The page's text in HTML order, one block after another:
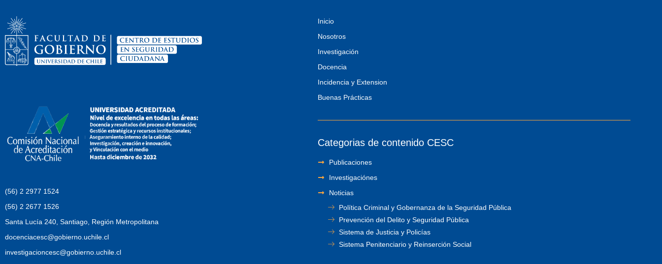
(56) 2 2977 1524
(56) 2 2677 1526
Santa Lucía 240, Santiago, Región Metropolitana
docenciacesc@gobierno.uchile.cl
investigacioncesc@gobierno.uchile.cl
Inicio
Nosotros
Investigación
Docencia
Incidencia y Extension
Buenas Prácticas
Categorias de contenido CESC
Publicaciones
Investigaciónes
Noticias
Política Criminal y Gobernanza de la Seguridad Pública
Prevención del Delito y Seguridad Pública
Sistema de Justicia y Policías
Sistema Penitenciario y Reinserción Social